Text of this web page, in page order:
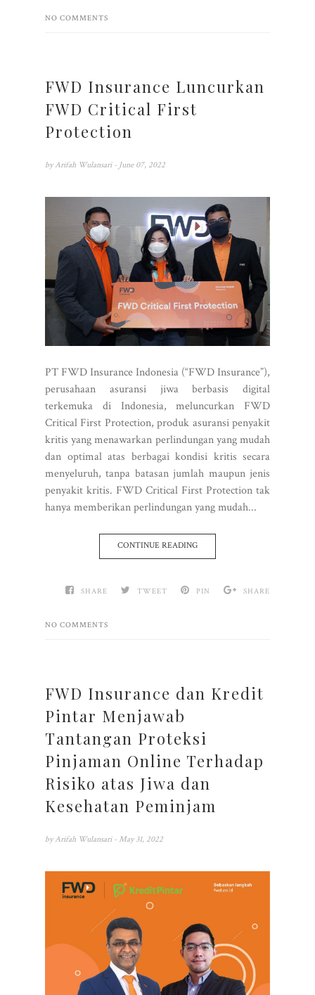
NO COMMENTS
FWD Insurance Luncurkan
FWD Critical First
Protection
by Arifah Wulansari - June 07, 2022
PT FWD Insurance Indonesia (“FWD Insurance”),
perusahaan asuransi jiwa berbasis digital
terkemuka di Indonesia, meluncurkan FWD
Critical First Protection, produk asuransi penyakit
kritis yang menawarkan perlindungan yang mudah
dan optimal atas berbagai kondisi kritis secara
menyeluruh, tanpa batasan jumlah maupun jenis
penyakit kritis. FWD Critical First Protection tak
hanya memberikan perlindungan yang mudah...
CONTINUE READING
SHARE TWEET PIN SHARE
NO COMMENTS
FWD Insurance dan Kredit
Pintar Menjawab
Tantangan Proteksi
Pinjaman Online Terhadap
Risiko atas Jiwa dan
Kesehatan Peminjam
by Arifah Wulansari - May 31, 2022